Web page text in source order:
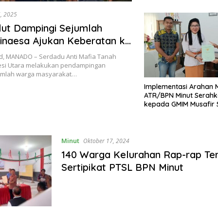
2025
Dampingi Sejumlah
Ajukan Keberatan ke
MANADO – Serdadu Anti Mafia Tanah
Utara melakukan pendampingan
warga masyarakat…
Implementasi Arahan
ATR/BPN Minut
kepada GMIM Musafir
Minut Oktober 17, 2024
140 Warga Kelurahan Rap-rap
Sertipikat PTSL BPN Minut